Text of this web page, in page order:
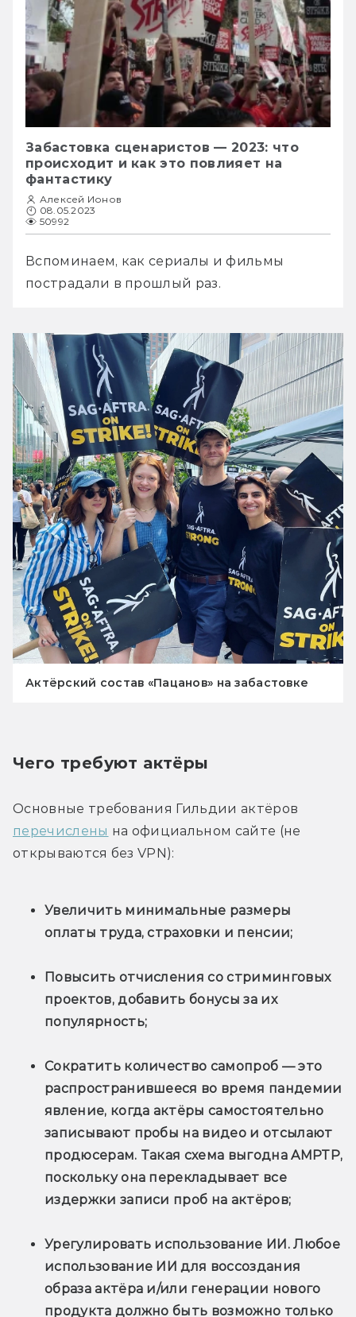
Забастовка сценаристов — 2023: что
происходит и как это повлияет на
фантастику
Алексей Ионов
08.05.2023
50992
Вспоминаем, как сериалы и фильмы
пострадали в прошлый раз.
Актёрский состав «Пацанов» на забастовке
Чего требуют актёры
перечислены на официальном сайте (не
открываются без VPN):
Увеличить минимальные размеры
оплаты труда, страховки и пенсии;
Повысить отчисления со стриминговых
проектов, добавить бонусы за их
популярность;
Сократить количество самопроб — это
распространившееся во время пандемии
явление, когда актёры самостоятельно
записывают пробы на видео и отсылают
продюсерам. Такая схема выгодна AMPTP,
поскольку она перекладывает все
издержки записи проб на актёров;
Урегулировать использование ИИ. Любое
использование ИИ для воссоздания
образа актёра и/или генерации нового
продукта должно быть возможно только